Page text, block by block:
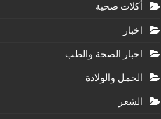
أكلات صحية
اخبار
اخبار الصحة والطب
الحمل والولادة
الشعر